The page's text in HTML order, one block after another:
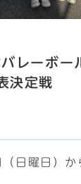
レーボー
決定戦
日曜日）か